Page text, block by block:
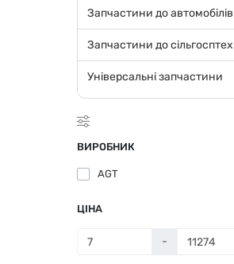
Запчастини до автомобілів
Запчастини до
Універсальні запчастини
ВИРОБНИК
AGT
ЦІНА
-